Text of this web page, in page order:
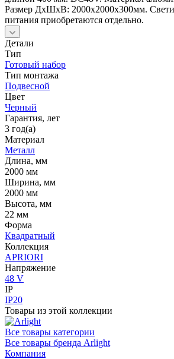
Размер ДxШxВ: 2000x2000x300мм.
питания приобретаются отдельно.
Детали
Тип
Готовый набор
Тип монтажа
Подвесной
Цвет
Черный
Гарантия, лет
3 год(а)
Материал
Металл
Длина, мм
2000 мм
Ширина, мм
2000 мм
Высота, мм
22 мм
Форма
Квадратный
Коллекция
APRIORI
Напряжение
48 V
IP
IP20
Товары из этой коллекции
Все товары категории
Все товары бренда Arlight
Компания